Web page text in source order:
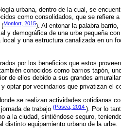
urbana, dentro de la cual, se
como consolidados, que se refiere
(Monfort, 2015). Al entonar la palabra
y demográfica de una urbe pequeña
y una estructura canalizada en un
por los beneficios que estos
conocidos como barrios tapón,
de ellos debido a sus grandes
optar por vecindarios que privatizan el
se realizan actividades cotidianas
de trabajo (Pasca, 2014 ). Por lo
a la ciudad, sintiéndose seguro,
equipamiento urbano de la urbe.